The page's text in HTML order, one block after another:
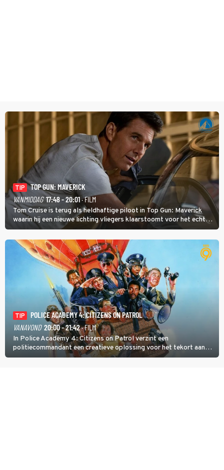
TIP
TOP GUN: MAVERICK
VANMIDDAG 17:48 - 20:01· FILM
Tom Cruise is terug als heldhaftige piloot in Top Gun: Maverick
waarin hij een nieuwe lichting vliegers klaarstoomt voor het echte
werk.
TIP
POLICE ACADEMY 4: CITIZENS ON PATROL
VANAVOND 20:00 - 21:42· FILM
In Police Academy 4: Citizens on Patrol verzint een
politiecommandant een creatieve oplossing voor het tekort aan
agenten.